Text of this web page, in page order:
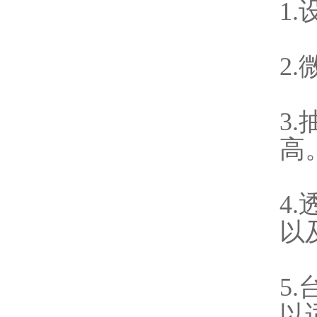
1.
2.
3.
高
4.
以
5.